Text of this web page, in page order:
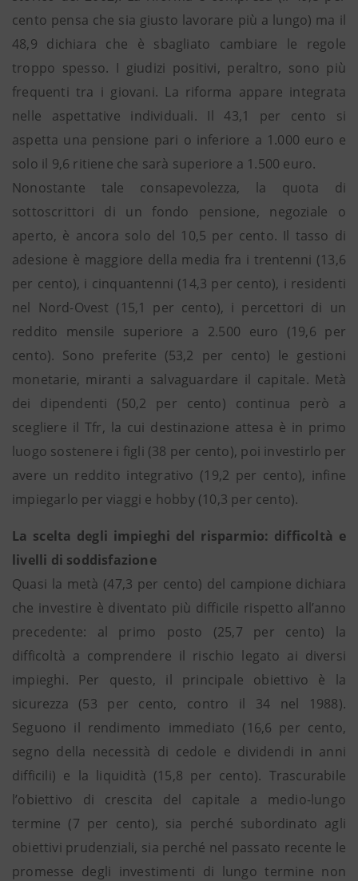
cento pensa che sia giusto lavorare più a lungo) ma il
48,9 dichiara che è sbagliato cambiare le regole
troppo spesso. I giudizi positivi, peraltro, sono più
frequenti tra i giovani. La riforma appare integrata
nelle aspettative individuali. Il 43,1 per cento si
aspetta una pensione pari o inferiore a 1.000 euro e
solo il 9,6 ritiene che sarà superiore a 1.500 euro.
Nonostante tale consapevolezza, la quota di
sottoscrittori di un fondo pensione, negoziale o
aperto, è ancora solo del 10,5 per cento. Il tasso di
adesione è maggiore della media fra i trentenni (13,6
per cento), i cinquantenni (14,3 per cento), i residenti
nel Nord-Ovest (15,1 per cento), i percettori di un
reddito mensile superiore a 2.500 euro (19,6 per
cento). Sono preferite (53,2 per cento) le gestioni
monetarie, miranti a salvaguardare il capitale. Metà
dei dipendenti (50,2 per cento) continua però a
scegliere il Tfr, la cui destinazione attesa è in primo
luogo sostenere i figli (38 per cento), poi investirlo per
avere un reddito integrativo (19,2 per cento), infine
impiegarlo per viaggi e hobby (10,3 per cento).
La scelta degli impieghi del risparmio: difficoltà e
livelli di soddisfazione
Quasi la metà (47,3 per cento) del campione dichiara
che investire è diventato più difficile rispetto all’anno
precedente: al primo posto (25,7 per cento) la
difficoltà a comprendere il rischio legato ai diversi
impieghi. Per questo, il principale obiettivo è la
sicurezza (53 per cento, contro il 34 nel 1988).
Seguono il rendimento immediato (16,6 per cento,
segno della necessità di cedole e dividendi in anni
difficili) e la liquidità (15,8 per cento). Trascurabile
l’obiettivo di crescita del capitale a medio-lungo
termine (7 per cento), sia perché subordinato agli
obiettivi prudenziali, sia perché nel passato recente le
promesse degli investimenti di lungo termine non